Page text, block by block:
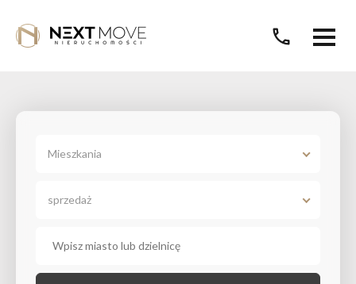
call
Mieszkania
sprzedaż